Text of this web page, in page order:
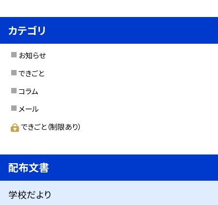
カテゴリ
お知らせ
できごと
コラム
メール
できごと（制限あり）
配布文書
学校だより